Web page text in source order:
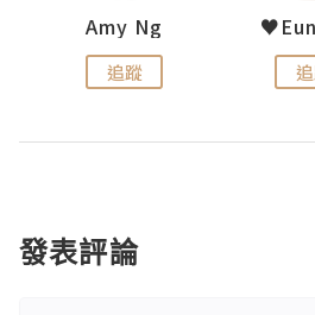
Amy Ng
追蹤
發表評論